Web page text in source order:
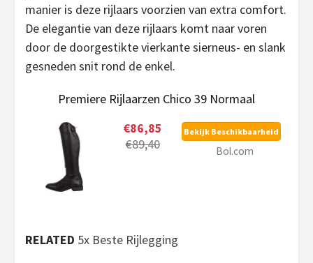
manier is deze rijlaars voorzien van extra comfort.
De elegantie van deze rijlaars komt naar voren
door de doorgestikte vierkante sierneus- en slank
gesneden snit rond de enkel.
Premiere Rijlaarzen Chico 39 Normaal
€86,85
€89,40
Bekijk Beschikbaarheid
Bol.com
RELATED 5x Beste Rijlegging